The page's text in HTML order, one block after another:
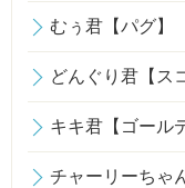
むぅ君【パグ】
どんぐり君【ス
キキ君【ゴール
チャーリーちゃ